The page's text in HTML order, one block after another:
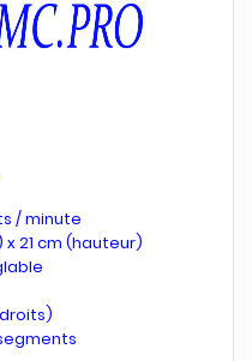
/ minute
x 21 cm (hauteur)